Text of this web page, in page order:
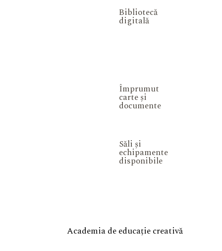
Bibliotecă
digitală
Împrumut
carte și
documente
Săli și
echipamente
disponibile
Academia de educație creativă